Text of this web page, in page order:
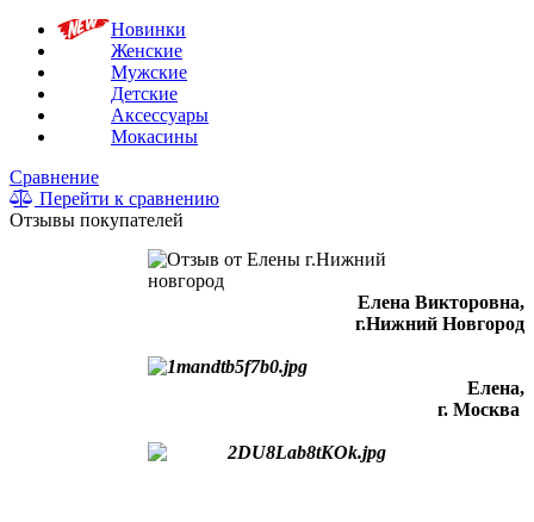
Новинки
Женские
Мужские
Детские
Аксессуары
Мокасины
Сравнение
Перейти к сравнению
Отзывы покупателей
Елена Викторовна,
г.Нижний Новгород
Елена,
г. Москва